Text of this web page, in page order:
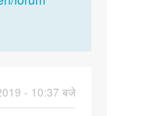
- 10:37 बजे